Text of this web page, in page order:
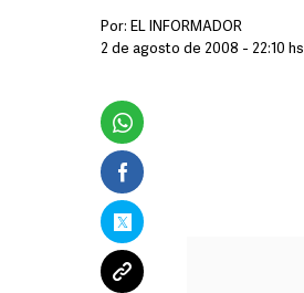
Por: EL INFORMADOR
2 de agosto de 2008 - 22:10 hs